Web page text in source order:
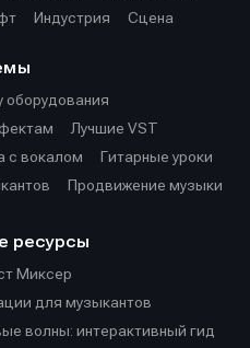
Индустрия Сцена
оборудования
Лучшие VST
с вокалом
Гитарные уроки
Продвижение музыки
ресурсы
Миксер
для музыкантов
волны: интерактивный гид